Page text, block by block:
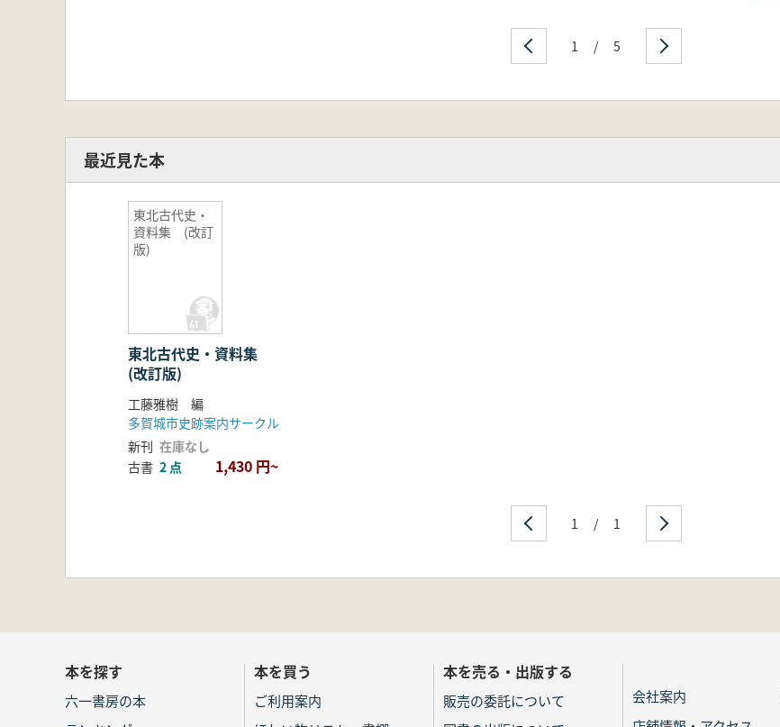
1 / 5
最近見た本
東北古代史・
資料集 (改訂
版)
東北古代史・資料集
(改訂版)
工藤雅樹 編
多賀城市史跡案内サークル
新刊 在庫なし
古書 2 点 1,430 円~
1 / 1
本を探す
六一書房の本
本を買う
ご利用案内
本を売る・出版する
販売の委託について
会社案内